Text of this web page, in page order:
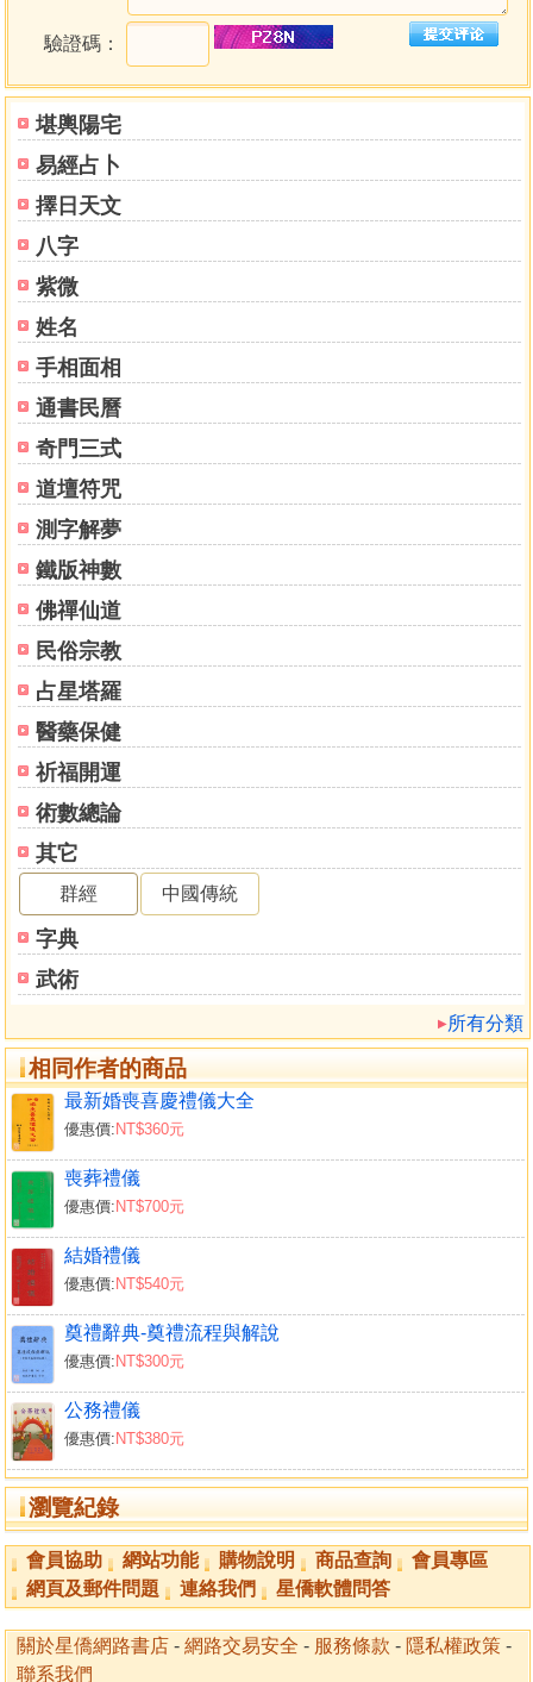
堪輿陽宅
易經占卜
擇日天文
八字
紫微
姓名
手相面相
通書民曆
奇門三式
道壇符咒
測字解夢
鐵版神數
佛禪仙道
民俗宗教
占星塔羅
醫藥保健
祈福開運
術數總論
其它
群經 中國傳統
字典
武術
所有分類
相同作者的商品
最新婚喪喜慶禮儀大全
優惠價: NT$360元
喪葬禮儀
優惠價: NT$700元
結婚禮儀
優惠價: NT$540元
奠禮辭典-奠禮流程與解說
優惠價: NT$300元
公務禮儀
優惠價: NT$380元
瀏覽紀錄
驗證碼：
會員協助 網站功能 購物說明 商品查詢
會員專區
網頁及郵件問題
連絡我們 星僑軟體問答
關於星僑網路書店 - 網路交易安全 - 服務條款 - 隱私權政策 -
聯系我們